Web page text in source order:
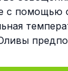
с помощью